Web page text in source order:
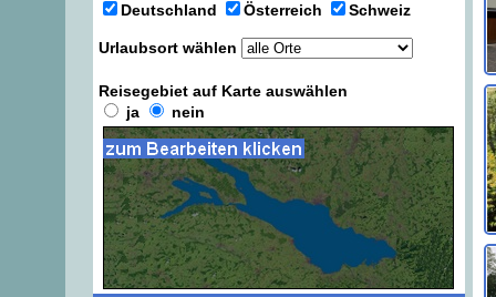
Urlaubsort wählen
Deutschland Österreich Schweiz
Reisegebiet auf Karte auswählen
ja
nein